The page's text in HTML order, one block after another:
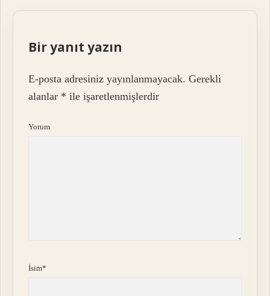
Bir yanıt yazın
E-posta adresiniz yayınlanmayacak. Gerekli
alanlar * ile işaretlenmişlerdir
Yorum
İsim*